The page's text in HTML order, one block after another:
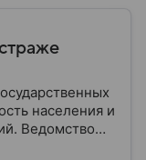
населения и
Ведомство
от